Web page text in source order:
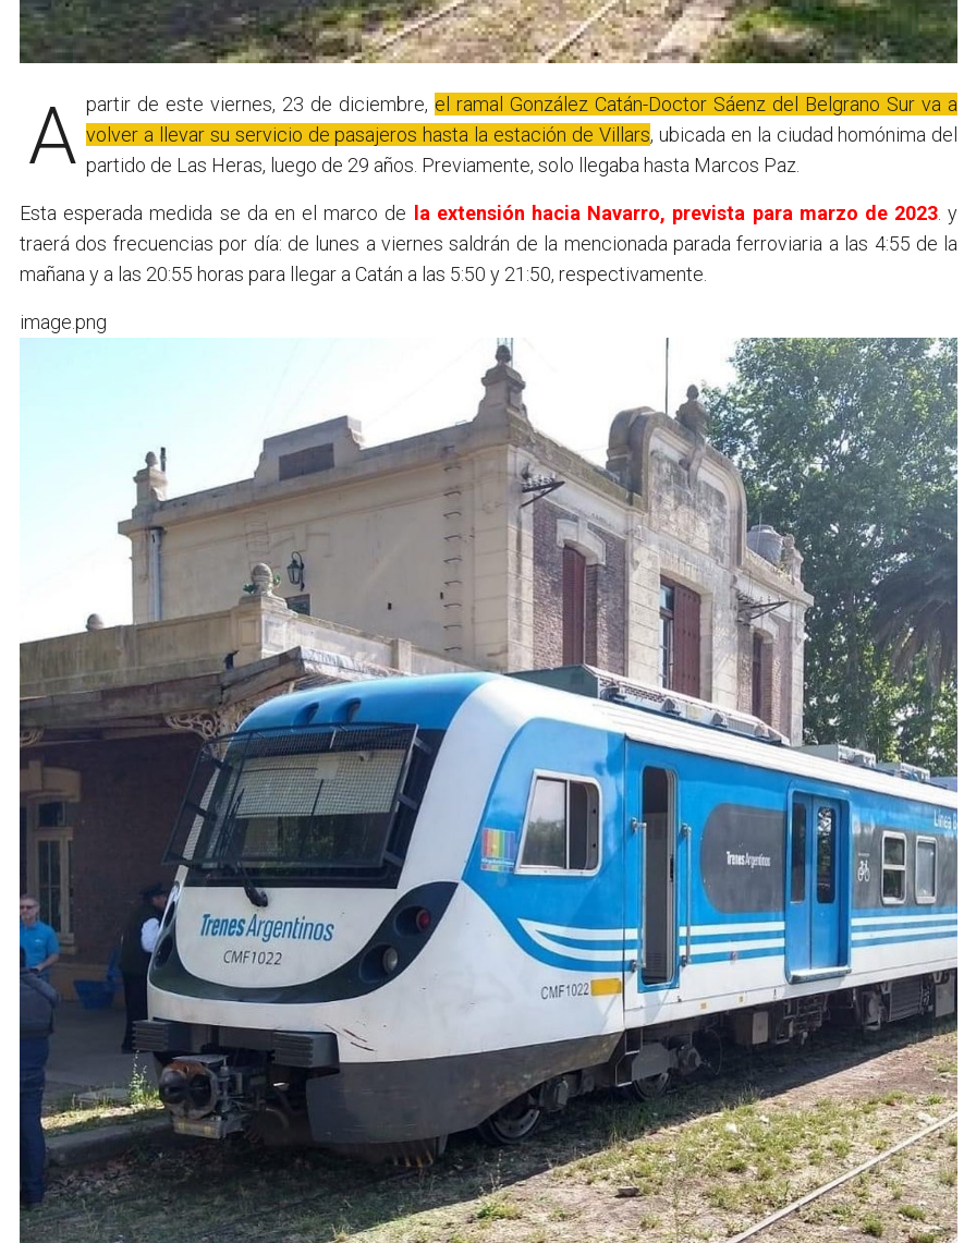
A partir de este viernes, 23 de diciembre, el ramal González Catán-Doctor Sáenz del Belgrano Sur va a
volver a llevar su servicio de pasajeros hasta la estación de Villars, ubicada en la ciudad homónima del
partido de Las Heras, luego de 29 años. Previamente, solo llegaba hasta Marcos Paz.
Esta esperada medida se da en el marco de la extensión hacia Navarro, prevista para marzo de 2023 . y
traerá dos frecuencias por día: de lunes a viernes saldrán de la mencionada parada ferroviaria a las 4:55 de la
mañana y a las 20:55 horas para llegar a Catán a las 5:50 y 21:50, respectivamente.
image.png